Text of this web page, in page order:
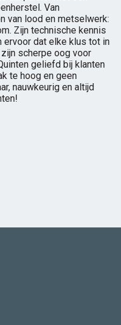
Van
van lood en metselwerk:
Zijn technische kennis
dat elke klus tot in
scherpe oog voor
geliefd bij klanten
te hoog en geen
nauwkeurig en altijd